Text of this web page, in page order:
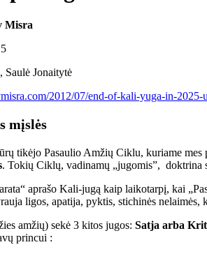
Misra
Saulė Jonaitytė
2012/07/end-of-kali-yuga-in-2025-
mįslės
tikėjo Pasaulio Amžių Ciklu, kuriame
. Tokių Ciklų, vadinamų „jugomis”, doktrina
aprašo Kali-jugą kaip laikotarpį, kai
ligos, apatija, pyktis, stichinės
amžių) sekė 3 kitos jugos: Satja arba
princui :